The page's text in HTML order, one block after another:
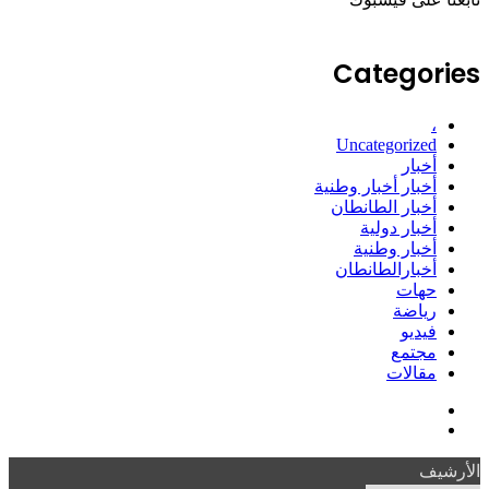
Categories
،
Uncategorized
أخبار
أخبار أخبار وطنية
أخبار الطانطان
أخبار دولية
أخبار وطنية
أخبارالطانطان
حهات
رياضة
فيديو
مجتمع
مقالات
RSS
الأرشيف